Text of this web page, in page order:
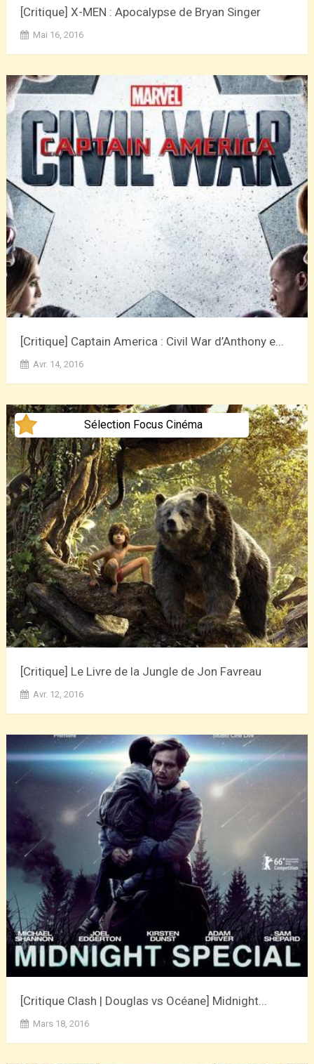
[Critique] X-MEN : Apocalypse de Bryan Singer
Mai 16, 2016
[Critique] Captain America : Civil War d’Anthony e...
Avr. 14, 2016
Sélection Focus Cinéma
[Critique] Le Livre de la Jungle de Jon Favreau
Avr. 12, 2016
[Critique Clash | Douglas vs Océane] Midnight...
Mars 18, 2016